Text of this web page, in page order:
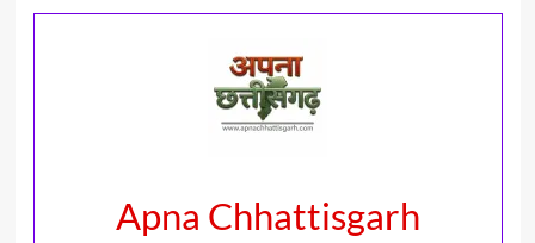
Apna Chhattisgarh